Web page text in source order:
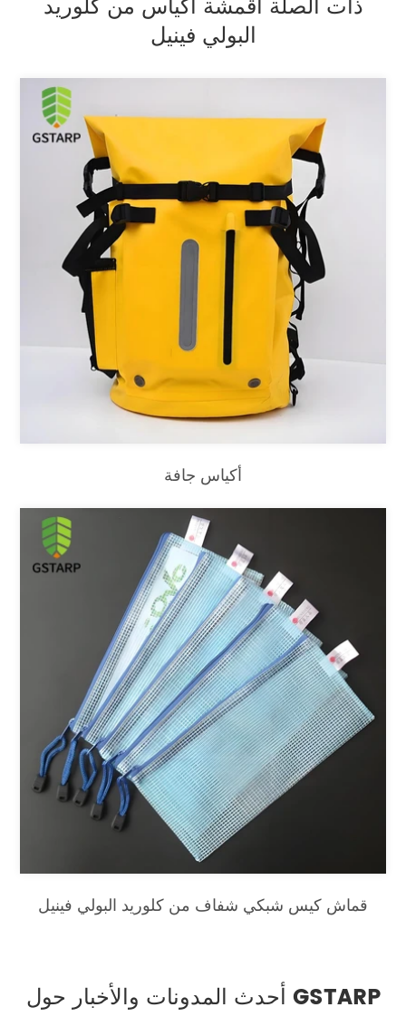
البولي فينيل
أكياس جافة
قماش كيس شبكي شفاف من كلوريد البولي فينيل
أحدث المدونات والأخبار حول GSTARP